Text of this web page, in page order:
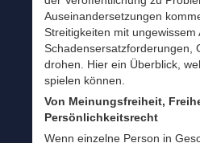
Auseinandersetzungen
Streitigkeiten mit ungewissem
Schadensersatzforderungen,
drohen. Hier ein Überblick,
spielen können.
Von Meinungsfreiheit,
Persönlichkeitsrecht
Wenn einzelne Person in